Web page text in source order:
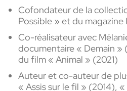
Cofondateur de la
Possible » et du magazine
Co-réalisateur avec
documentaire « Demain »
du film « Animal » (2021)
Auteur et co-auteur de
« Assis sur le fil » (2014),